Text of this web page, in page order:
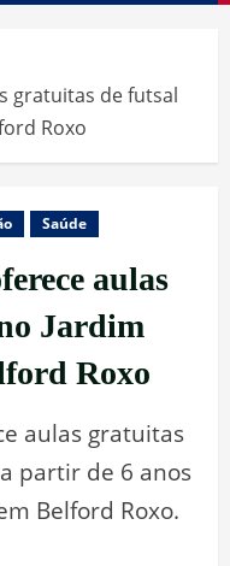
gratuitas de futsal
Roxo
Saúde
aulas
Jardim
Roxo
aulas gratuitas
partir de 6 anos
Belford Roxo.